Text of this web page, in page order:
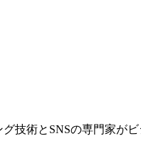
技術とSNSの専門家が